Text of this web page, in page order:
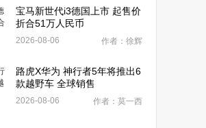
宝马新世代i3德国上市 起售价
折合51万人民币
2026-08-06 作者：徐辉
路虎X华为 神行者5年将推出6
款越野车 全球销售
2026-08-06 作者：莫一西